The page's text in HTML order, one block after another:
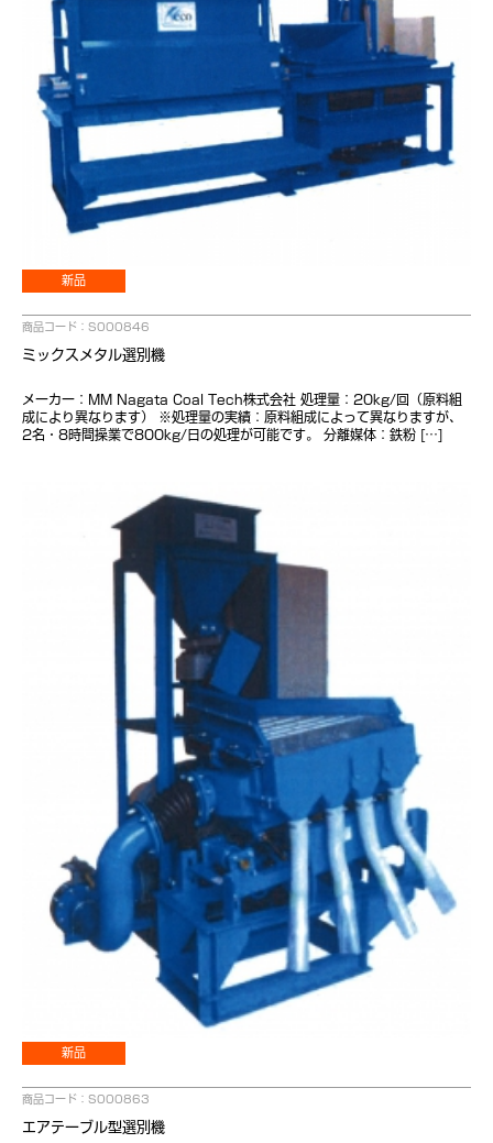
新品
商品コード：S000846
ミックスメタル選別機
メーカー：MM Nagata Coal Tech株式会社 処理量：20kg/回（原料組
成により異なります） ※処理量の実績：原料組成によって異なりますが、
2名・8時間操業で800kg/日の処理が可能です。 分離媒体：鉄粉 […]
新品
商品コード：S000863
エアテーブル型選別機